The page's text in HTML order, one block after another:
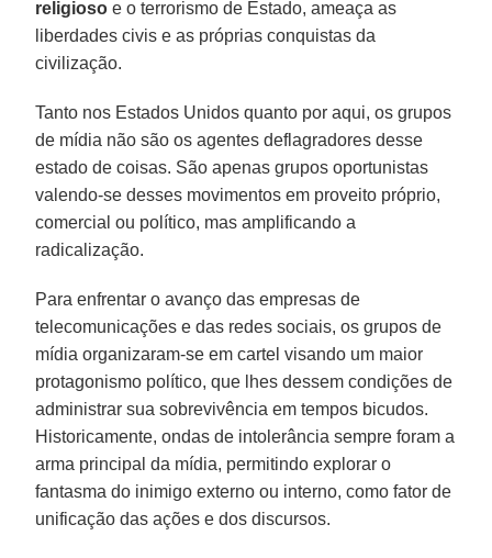
religioso e o terrorismo de Estado, ameaça as
liberdades civis e as próprias conquistas da
civilização.
Tanto nos Estados Unidos quanto por aqui, os grupos
de mídia não são os agentes deflagradores desse
estado de coisas. São apenas grupos oportunistas
valendo-se desses movimentos em proveito próprio,
comercial ou político, mas amplificando a
radicalização.
Para enfrentar o avanço das empresas de
telecomunicações e das redes sociais, os grupos de
mídia organizaram-se em cartel visando um maior
protagonismo político, que lhes dessem condições de
administrar sua sobrevivência em tempos bicudos.
Historicamente, ondas de intolerância sempre foram a
arma principal da mídia, permitindo explorar o
fantasma do inimigo externo ou interno, como fator de
unificação das ações e dos discursos.